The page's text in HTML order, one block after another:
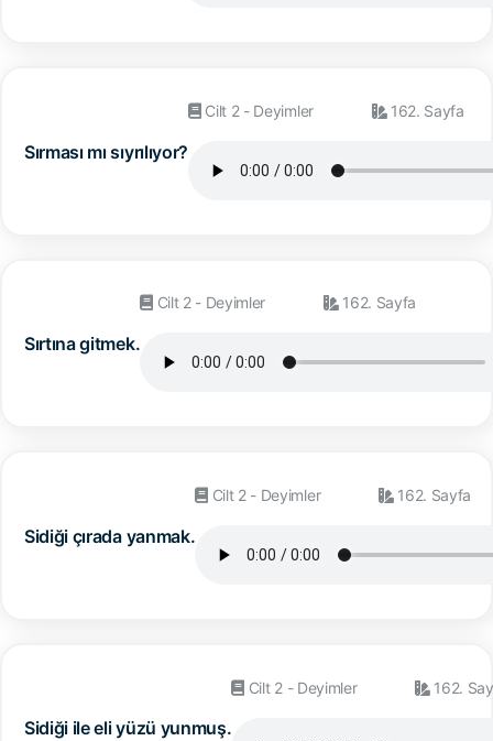
Sırması mı sıyrılıyor?
Cilt 2 - Deyimler 162. Sayfa
Sırtına gitmek.
Cilt 2 - Deyimler 162. Sayfa
Sidiği çırada yanmak.
Cilt 2 - Deyimler 162. Sayfa
Sidiği ile eli yüzü yunmuş.
Cilt 2 - Deyimler 162.